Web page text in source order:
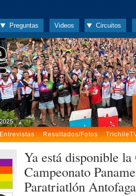
Preguntas Videos Circuitos
Entrevistas Resultados/Fotos
Ya está disponible
Campeonato
Paratriatlón